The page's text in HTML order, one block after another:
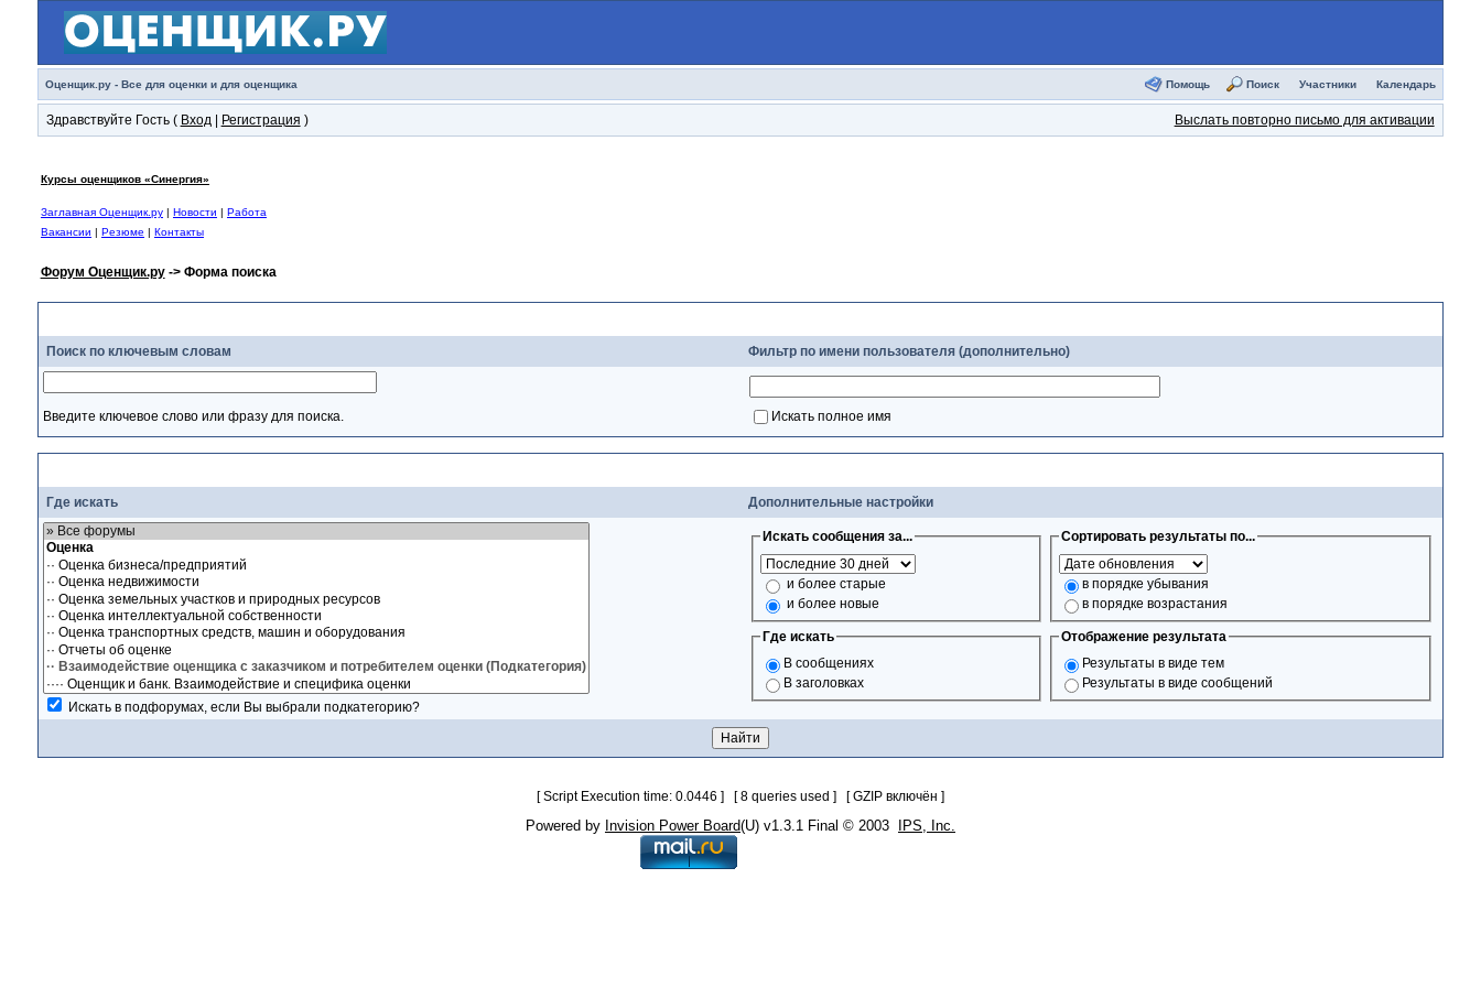
Оценщик.ру - Все для оценки и для оценщика Помощь Поиск Участники Календарь
Здравствуйте Гость ( Вход| Регистрация ) Выслать повторно письмо для активации
Курсы оценщиков «Синергия»
Заглавная Оценщик.ру| Новости | Работа
Вакансии | Резюме | Контакты
Форум Оценщик.ру-> Форма поиска
Поиск по ключевым словам Фильтр по имени пользователя (дополнительно)
Введите ключевое слово или фразу для поиска. Искать полное имя
Где искать Дополнительные настройки
Искать в подфорумах, если Вы выбрали подкатегорию?
Искать сообщения за...
и более старые
и более новые
Сортировать результаты по...
в порядке убывания
в порядке возрастания
Где искать
В сообщениях
В заголовках
Отображение результата
Результаты в виде тем
Результаты в виде сообщений
[ Script Execution time: 0.0446 ] [ 8 queries used ] [ GZIP включён ]
Powered by Invision Power Board(U) v1.3.1 Final © 2003 IPS, Inc.